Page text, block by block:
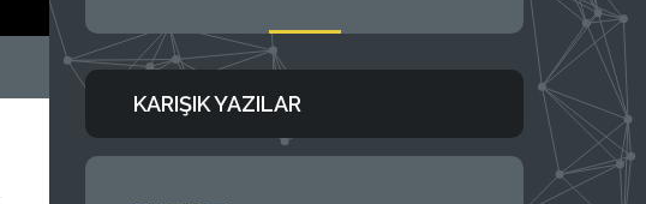
KARIŞIK YAZILAR